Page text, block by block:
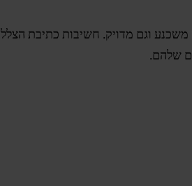
וגם מדויק. חשיבות כתיבת
שלהם.